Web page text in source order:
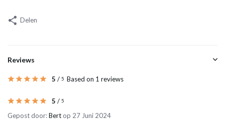
Delen
Reviews
5 / 5 Based on 1 reviews
5 / 5
Gepost door:Bert op 27 Juni 2024